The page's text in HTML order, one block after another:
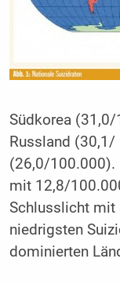
Südkorea
Russland
(26,0/100.000).
mit 12,8/
Schlusslicht mit
niedrigsten
dominierten